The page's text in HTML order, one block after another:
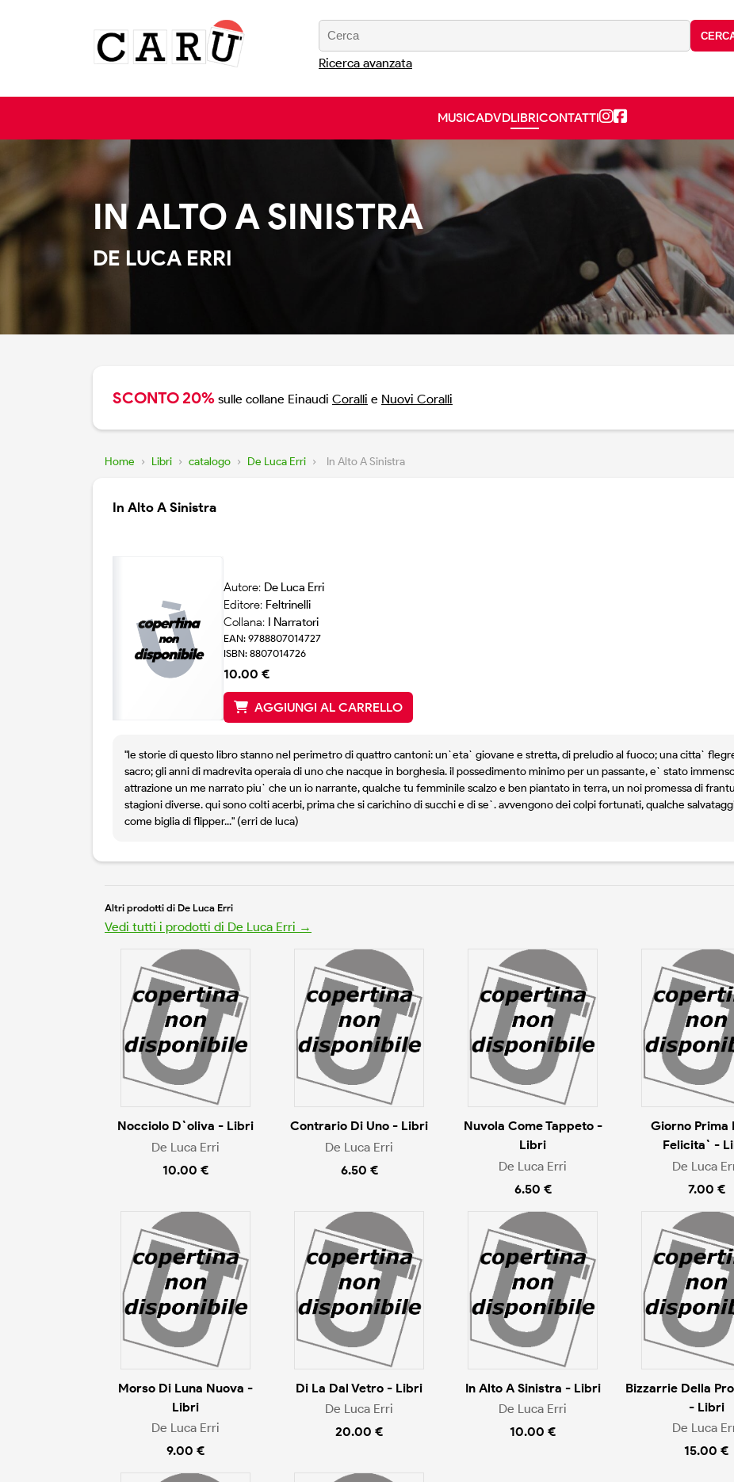
Ricerca avanzata
MUSICADVDLIBRICONTATTI
IN ALTO A SINISTRA
DE LUCA ERRI
SCONTO 20% sulle collane Einaudi Coralli e Nuovi Coralli
Home › Libri › catalogo › De Luca Erri › In Alto A Sinistra
In Alto A Sinistra
Autore: De Luca Erri
Editore: Feltrinelli
Collana:
I Narratori
EAN: 9788807014727
ISBN: 8807014726
10.00 €
AGGIUNGI AL CARRELLO
"le storie di questo libro stanno nel perimetro di quattro cantoni: un`eta` giovane e stretta, di preludio al fuoco; una citta`
sacro; gli anni di madrevita operaia di uno che nacque in borghesia. il possedimento minimo per un passante, e` stato
attrazione un me narrato piu` che un io narrante, qualche tu femminile scalzo e ben piantato in terra, un noi promessa di
stagioni diverse. qui sono colti acerbi, prima che si carichino di succhi e di se`. avvengono dei colpi fortunati, qualche
come biglia di flipper..." (erri de luca)
Altri prodotti di De Luca Erri
Vedi tutti i prodotti di De Luca Erri →
Nocciolo D`oliva - Libri
De Luca Erri
10.00 €
Contrario Di Uno - Libri
De Luca Erri
6.50 €
Nuvola Come Tappeto -
Libri
De Luca Erri
6.50 €
Giorno Prima
Felicita` -
De Luca
7.00 €
Morso Di Luna Nuova -
Libri
De Luca Erri
9.00 €
Di La Dal Vetro - Libri
De Luca Erri
20.00 €
In Alto A Sinistra - Libri
De Luca Erri
10.00 €
Bizzarrie Della
- Libri
De Luca
15.00 €